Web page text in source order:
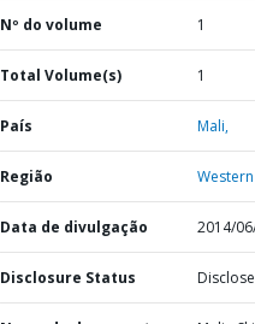
Nº do volume 1
Total Volume(s) 1
País Mali,
Região
Data de divulgação 2014/
Disclosure Status